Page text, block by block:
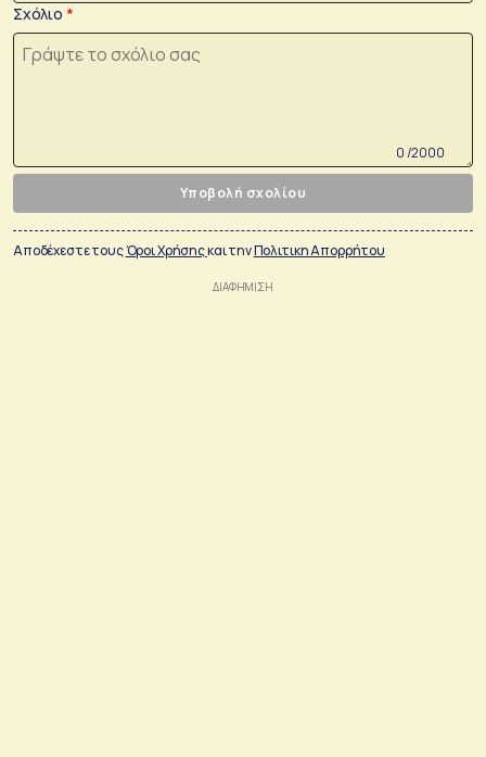
Σχόλιο
0 /2000
Υποβολή σχολίου
Αποδέχεστε τουςΌροι Χρήσηςκαι τηνΠολιτικη Απορρήτου